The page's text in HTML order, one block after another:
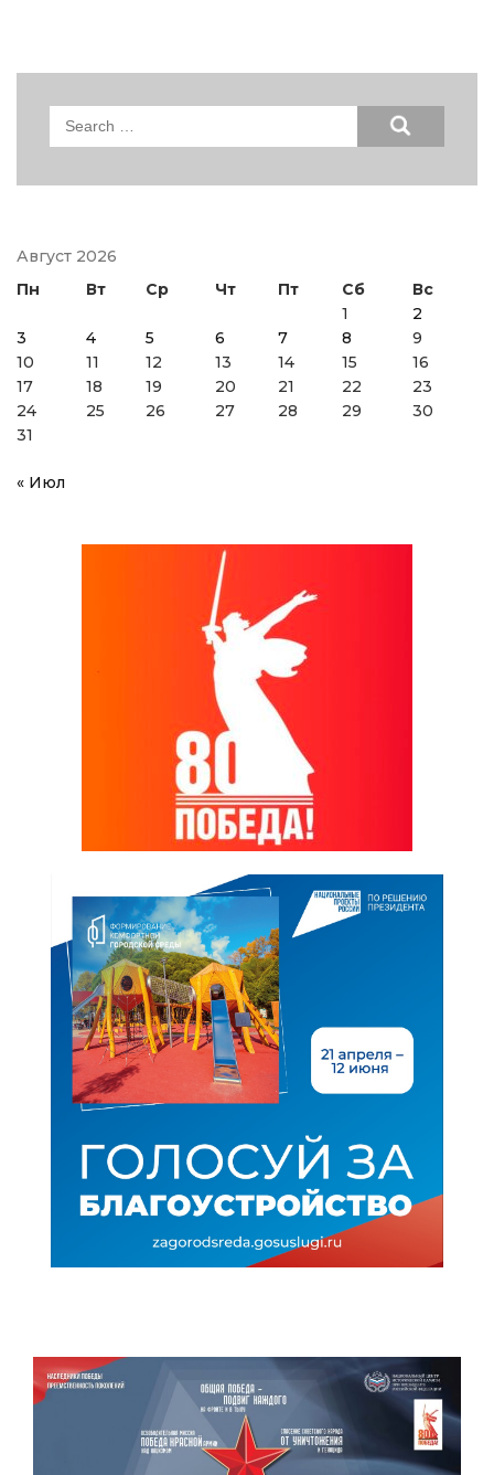
Search
Август 2026
Пн
Вт Ср Чт Пт Сб
Вс
1
2
3
4 5 6 7 8
9
10
11 12 13 14 15
16
17
18 19 20 21 22
23
24
25 26 27 28 29
30
31
« Июл